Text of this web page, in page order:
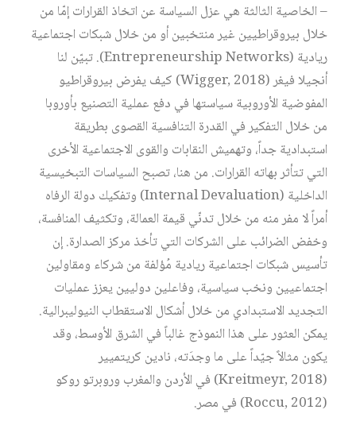
– الخاصية الثالثة هي عزل السياسة عن اتخاذ القرارات إمّا من
خلال بيروقراطيين غير منتخبين أو من خلال شبكات اجتماعية
ريادية (Entrepreneurship Networks). تبيّن لنا
أنجيلا فيغر (Wigger, 2018) كيف يفرض بيروقراطيو
المفوضية الأوروبية سياستها في دفع عملية التصنيع بأوروبا
من خلال التفكير في القدرة التنافسية القصوى بطريقة
استبدادية جداً، وتهميش النقابات والقوى الاجتماعية الأخرى
التي تتأثر بهاته القرارات. من هنا، تصبح السياسات التبخيسية
الداخلية (Internal Devaluation) وتفكيك دولة الرفاه
أمراً لا مفر منه من خلال تدنّي قيمة العمالة، وتكثيف المنافسة،
وخفض الضرائب على الشركات التي تأخذ مركز الصدارة. إن
تأسيس شبكات اجتماعية ريادية مُؤلفة من شركاء ومقاولين
اجتماعيين ونخب سياسية، وفاعلين دوليين يعزز عمليات
التجديد الاستبدادي من خلال أشكال الاستقطاب النيوليبرالية.
يمكن العثور على هذا النموذج غالباً في الشرق الأوسط، وقد
يكون مثالاً جيّداً على ما وجدَته، نادين كريتميير
(Kreitmeyr, 2018) في الأردن والمغرب وروبرتو روكو
(Roccu, 2012) في مصر.